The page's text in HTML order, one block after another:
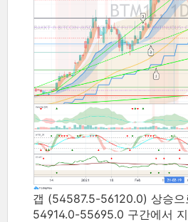
갭 (54587.5-56120.0) 상승으
54914.0-55695.0 구간에서